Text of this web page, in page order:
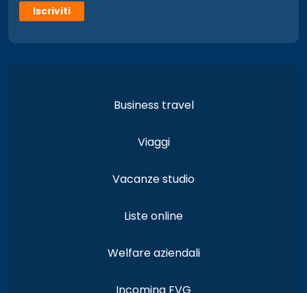
Iscriviti
Business travel
Viaggi
Vacanze studio
Liste online
Welfare aziendali